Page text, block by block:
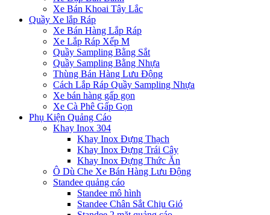
Xe Bán Khoai Tây Lắc
Quầy Xe lắp Ráp
Xe Bán Hàng Lắp Ráp
Xe Lắp Ráp Xếp M
Quầy Sampling Bằng Sắt
Quầy Sampling Bằng Nhựa
Thùng Bán Hàng Lưu Động
Cách Lắp Ráp Quầy Sampling Nhựa
Xe bán hàng gấp gọn
Xe Cà Phê Gấp Gọn
Phụ Kiện Quảng Cáo
Khay Inox 304
Khay Inox Đựng Thạch
Khay Inox Đựng Trái Cây
Khay Inox Đựng Thức Ăn
Ô Dù Che Xe Bán Hàng Lưu Động
Standee quảng cáo
Standee mô hình
Standee Chân Sắt Chịu Gió